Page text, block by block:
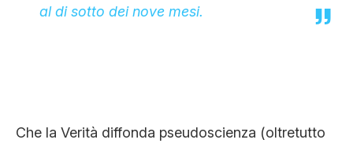
al di sotto dei nove mesi.
Che la Verità diffonda pseudoscienza (oltretutto